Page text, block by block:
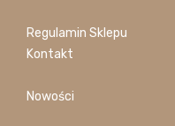
Regulamin Sklepu
Kontakt
Nowości